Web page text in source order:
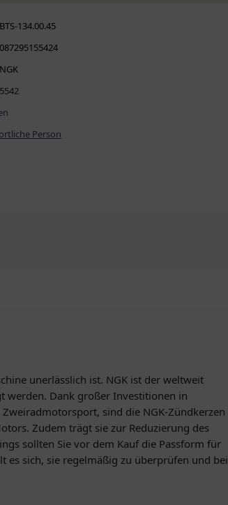
BTS-134.00.45
087295155424
NGK
5542
Person
unerlässlich ist. NGK ist der weltweit
werden. Dank großer Investitionen in
sind die NGK-Zündkerzen
Zudem trägt sie zur Reduzierung des
sollten Sie vor dem Kauf die Passform für
sich, sie regelmäßig zu überprüfen und bei